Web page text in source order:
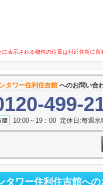
表示される物件の位置は付近住所に所
タワー住利住吉館 へのお問い合
499-
10:00～19：00 定休日:毎週水
タワー住利住吉館への